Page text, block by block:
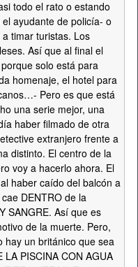
todo el rato o estando
ayudante de policía- o
timar turistas. Los
Así que al final el
solo está para
homenaje, el hotel para
Pero es que está
una serie mejor, una
haber filmado de otra
extranjero frente a
distinto. El centro de la
voy a hacerlo ahora. El
haber caído del balcón a
DENTRO de la
SANGRE. Así que es
de la muerte. Pero,
hay un británico que sea
PISCINA CON AGUA